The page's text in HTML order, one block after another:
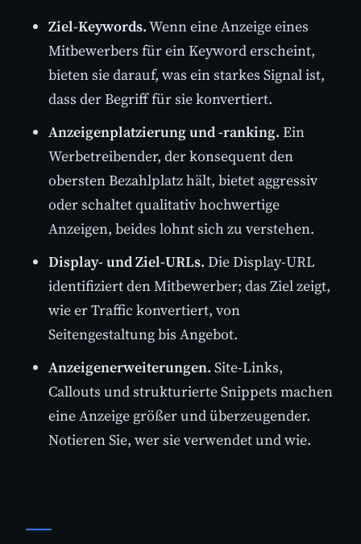
Ziel-Keywords.Wenn eine Anzeige eines
Mitbewerbers für ein Keyword erscheint,
bieten sie darauf, was ein starkes Signal ist,
dass der Begriff für sie konvertiert.
Anzeigenplatzierung und -ranking. Ein
Werbetreibender, der konsequent den
obersten Bezahlplatz hält, bietet aggressiv
oder schaltet qualitativ hochwertige
Anzeigen, beides lohnt sich zu verstehen.
Display- und Ziel-URLs. Die Display-URL
identifiziert den Mitbewerber; das Ziel zeigt,
wie er Traffic konvertiert, von
Seitengestaltung bis Angebot.
Anzeigenerweiterungen. Site-Links,
Callouts und strukturierte Snippets machen
eine Anzeige größer und überzeugender.
Notieren Sie, wer sie verwendet und wie.